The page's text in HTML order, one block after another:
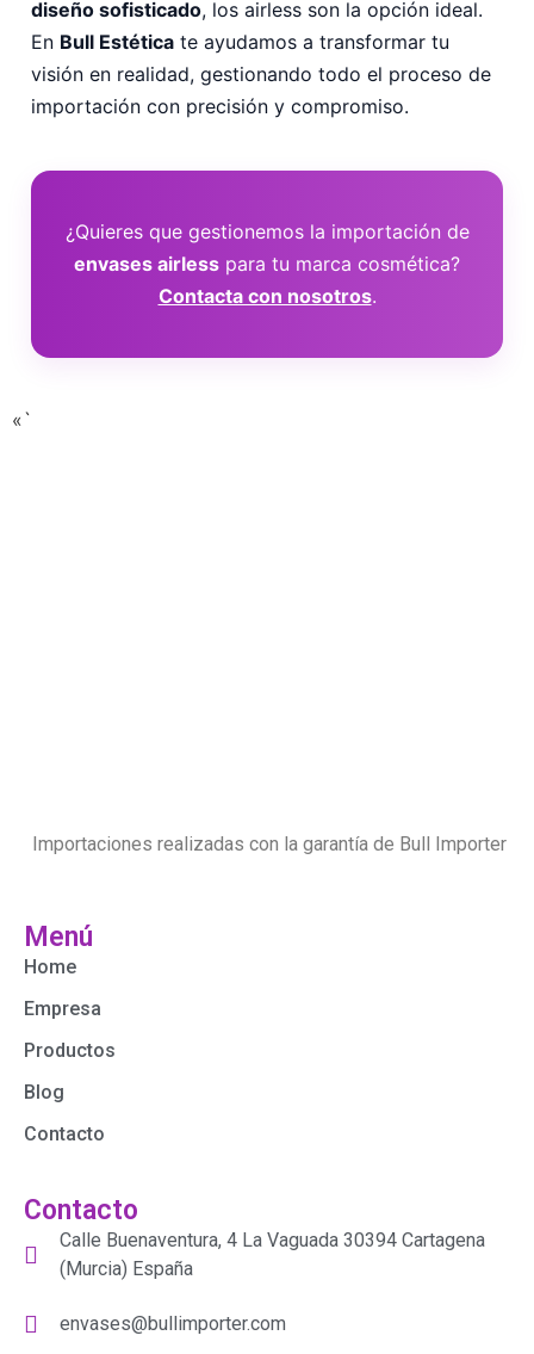
diseño sofisticado, los airless son la opción ideal.
En Bull Estética te ayudamos a transformar tu
visión en realidad, gestionando todo el proceso de
importación con precisión y compromiso.
¿Quieres que gestionemos la importación de
envases airless para tu marca cosmética?
Contacta con nosotros.
«`
Importaciones realizadas con la garantía de Bull Importer
Menú
Home
Empresa
Productos
Blog
Contacto
Contacto
Calle Buenaventura, 4 La Vaguada 30394 Cartagena
(Murcia) España
envases@bullimporter.com